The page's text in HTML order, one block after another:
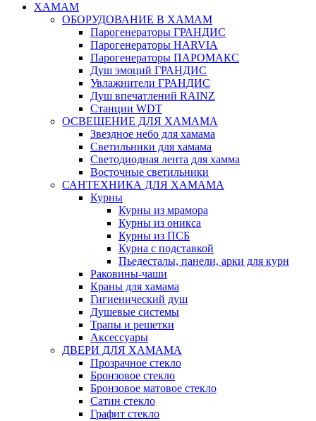
ХАМАМ
ОБОРУДОВАНИЕ В ХАМАМ
Парогенераторы ГРАНДИС
Парогенераторы HARVIA
Парогенераторы ПАРОМАКС
Душ эмоций ГРАНДИС
Увлажнители ГРАНДИС
Душ впечатлений RAINZ
Станции WDT
ОСВЕЩЕНИЕ ДЛЯ ХАМАМА
Звездное небо для хамама
Светильники для хамама
Светодиодная лента для хамма
Восточные светильники
САНТЕХНИКА ДЛЯ ХАМАМА
Курны
Курны из мрамора
Курны из оникса
Курны из ПСБ
Курна с подставкой
Пьедесталы, панели, арки для курн
Раковины-чаши
Краны для хамама
Гигиенический душ
Душевые системы
Трапы и решетки
Аксессуары
ДВЕРИ ДЛЯ ХАМАМА
Прозрачное стекло
Бронзовое стекло
Бронзовое матовое стекло
Сатин стекло
Графит стекло